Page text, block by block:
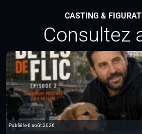
CASTING &
Consultez
Publié le 6 août 2026